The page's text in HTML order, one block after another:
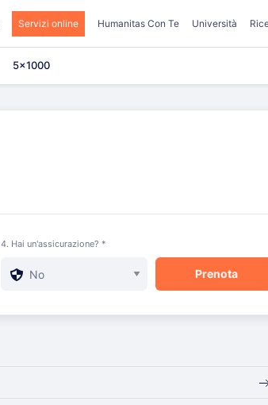
Servizi online Humanitas Con Te Università
5×1000
4. Hai un'assicurazione? *